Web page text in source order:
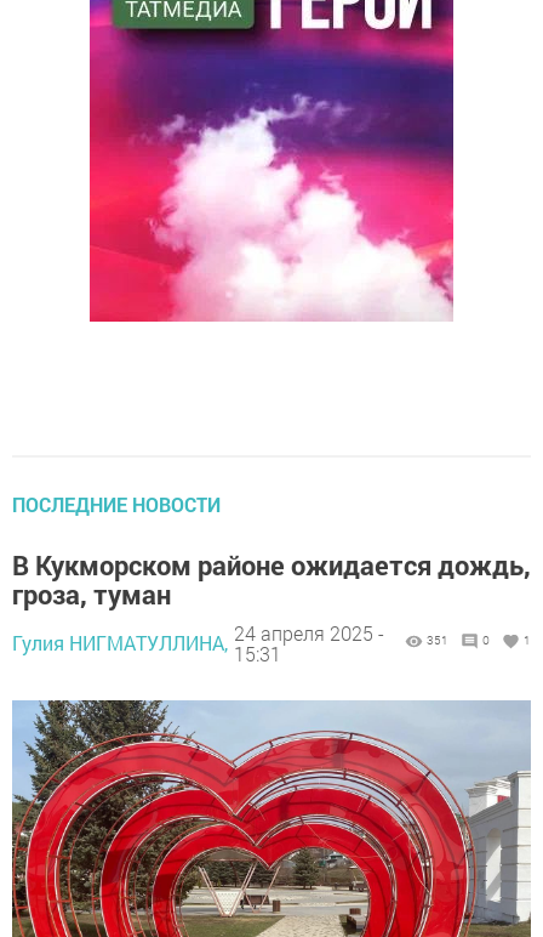
ПОСЛЕДНИЕ НОВОСТИ
В Кукморском районе ожидается дождь,
гроза, туман
Гулия НИГМАТУЛЛИНА, 24 апреля 2025 -
15:31
351 0 1